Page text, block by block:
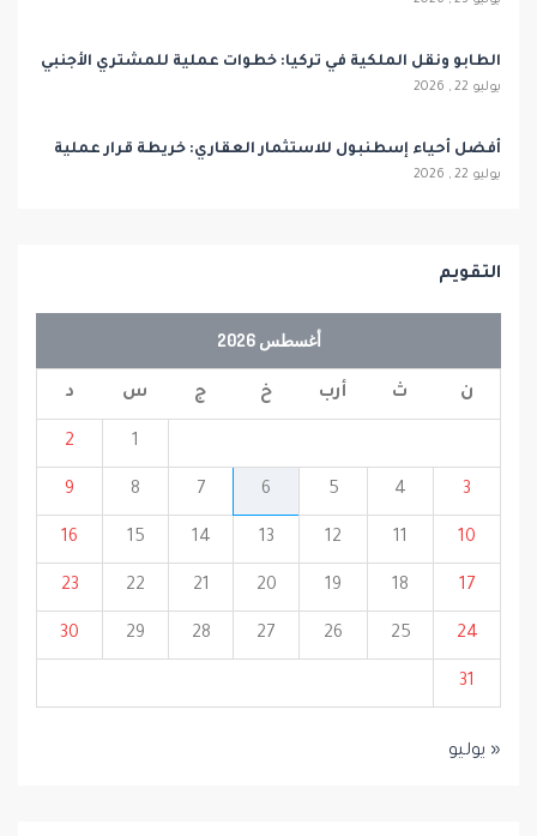
الطابو ونقل الملكية في تركيا: خطوات عملية للمشتري الأجنبي
يوليو 22 , 2026
أفضل أحياء إسطنبول للاستثمار العقاري: خريطة قرار عملية
يوليو 22 , 2026
التقويم
أغسطس 2026
ن ث أرب خ ج س د
1
2
3
4
5
6
7
8
9
10
11
12
13
14
15
16
17
18
19
20
21
22
23
24
25
26
27
28
29
30
31
« يوليو